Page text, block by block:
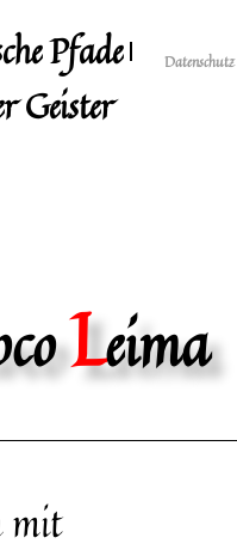
Pfade
Geister
Datenschutz
Leima
mit